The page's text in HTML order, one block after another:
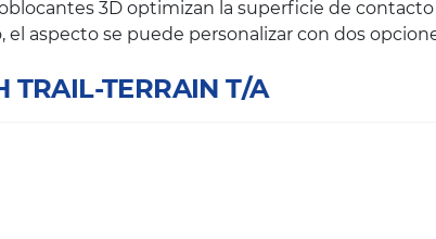
3D optimizan la superficie de contacto
aspecto se puede personalizar con dos
TERRAIN T/A